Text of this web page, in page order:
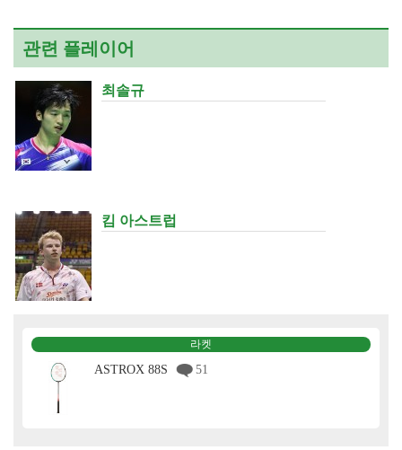
관련 플레이어
최솔규
킴 아스트럽
라켓
ASTROX 88S 51